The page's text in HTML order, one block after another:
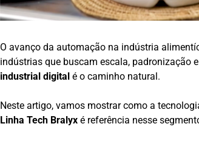
O avanço da automação na indústria
indústrias que buscam escala, padronização
industrial digital é o caminho natural.
Neste artigo, vamos mostrar como a
Linha Tech Bralyx é referência nesse